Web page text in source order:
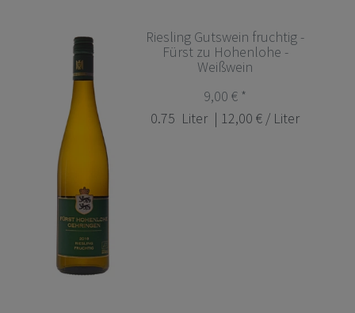
Riesling Gutswein fruchtig -
Fürst zu Hohenlohe -
Weißwein
9,00 € *
0.75 Liter | 12,00 € / Liter